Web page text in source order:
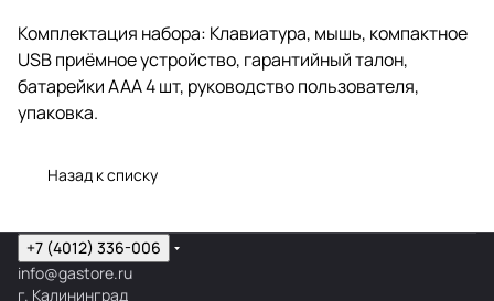
Комплектация набора: Клавиатура, мышь, компактное
USB приёмное устройство, гарантийный талон,
батарейки ААA 4 шт, руководство пользователя,
упаковка.
Назад к списку
+7 (4012) 336-006
info@gastore.ru
г. Калининград